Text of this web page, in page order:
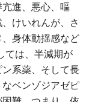
進、悪心、嘔
けいれんが、さ
身体動揺感など
ては、半減期が
系薬、そして長
ベンゾジアゼピ